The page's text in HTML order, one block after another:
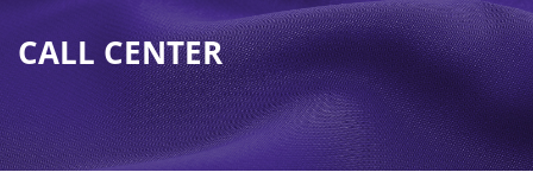
CALL CENTER